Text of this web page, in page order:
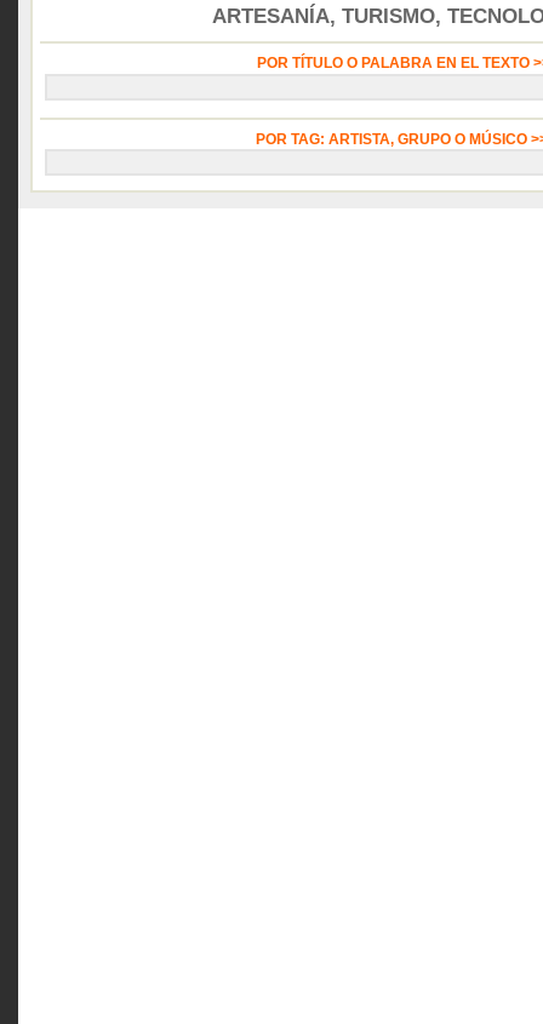
ARTESANÍA, TURISMO,
POR TÍTULO O PALABRA EN EL TEXTO
POR TAG: ARTISTA, GRUPO O MÚSICO